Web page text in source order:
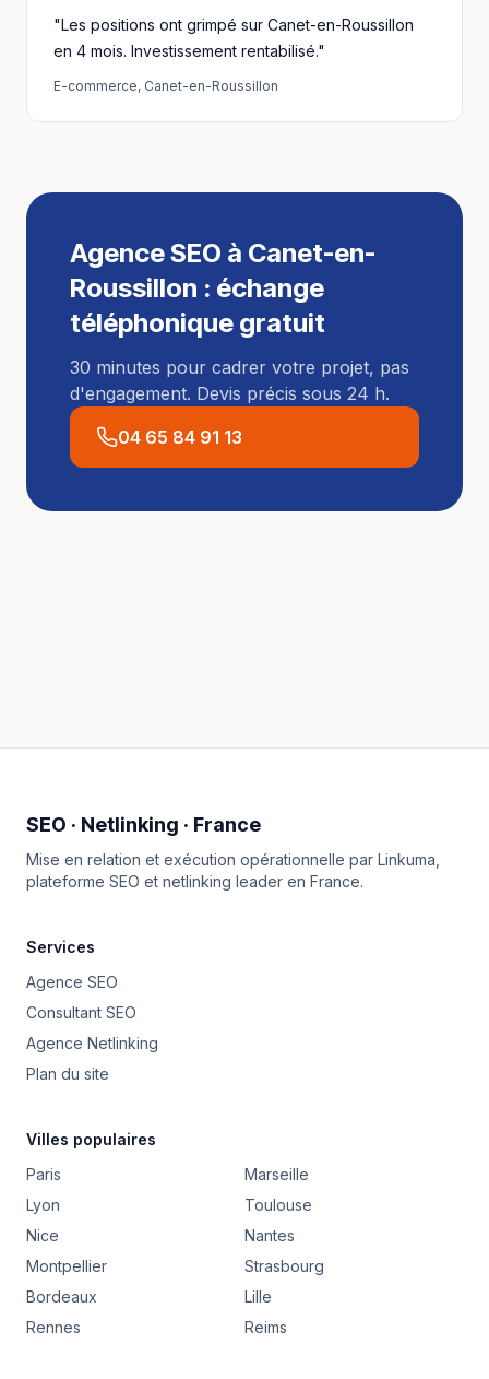
"Les positions ont grimpé sur Canet-en-Roussillon
en 4 mois. Investissement rentabilisé."
E-commerce, Canet-en-Roussillon
Agence SEO à Canet-en-
Roussillon : échange
téléphonique gratuit
30 minutes pour cadrer votre projet, pas
d'engagement. Devis précis sous 24 h.
04 65 84 91 13
SEO · Netlinking · France
Mise en relation et exécution opérationnelle par Linkuma
plateforme SEO et netlinking leader en France.
Services
Agence SEO
Consultant SEO
Agence Netlinking
Plan du site
Villes populaires
Paris
Marseille
Lyon
Toulouse
Nice
Nantes
Montpellier
Strasbourg
Bordeaux
Lille
Rennes
Reims